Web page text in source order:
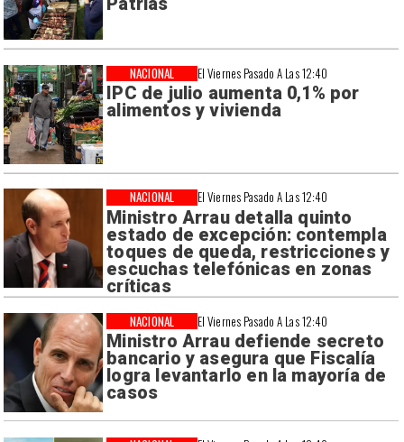
El Viernes Pasado A Las 12:40
IPC de julio aumenta 0,1% por
alimentos y vivienda
NACIONAL
El Viernes Pasado A Las 12:40
Ministro Arrau detalla quinto
estado de excepción: contempla
toques de queda, restricciones y
escuchas telefónicas en zonas
críticas
NACIONAL
El Viernes Pasado A Las 12:40
Ministro Arrau defiende secreto
bancario y asegura que Fiscalía
logra levantarlo en la mayoría de
casos
NACIONAL